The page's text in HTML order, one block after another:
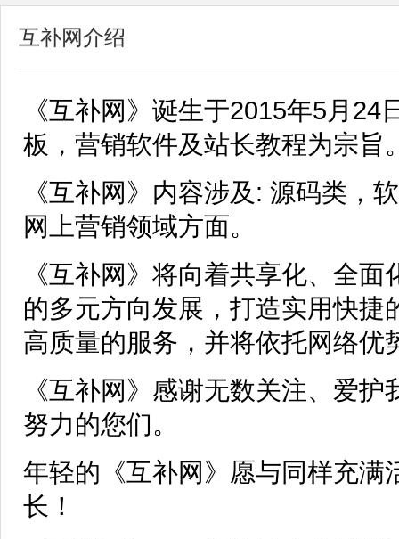
互补网介绍
《互补网》诞生于2015年5月
板，营销软件及站长教程为宗旨
《互补网》内容涉及: 源码类，
网上营销领域方面。
《互补网》将向着共享化、全
的多元方向发展，打造实用快
高质量的服务，并将依托网络
《互补网》感谢无数关注、爱
努力的您们。
年轻的《互补网》愿与同样充满
长！